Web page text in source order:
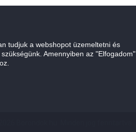
tudjuk a webshopot üzemeltetni és
Amennyiben az "Elfogadom"